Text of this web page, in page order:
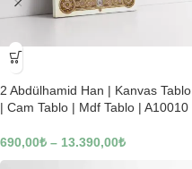
-23%
2 Abdülhamid Han | Kanvas Tablo
| Cam Tablo | Mdf Tablo | A10010
690,00₺ – 13.390,00₺